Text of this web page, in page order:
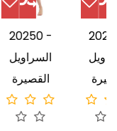
20250 -
السراويل
القصيرة
20255 -
السراويل
القصيرة